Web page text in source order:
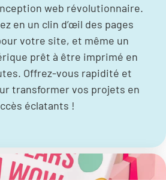
web révolutionnaire.
en un clin d’œil des pages
votre site, et même un
prêt à être imprimé en
Offrez-vous rapidité et
transformer vos projets en
éclatants !